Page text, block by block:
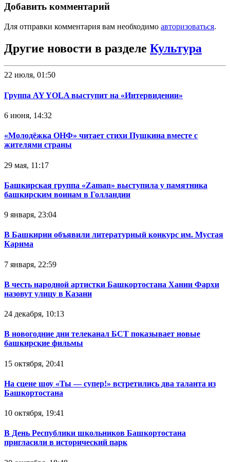
Добавить комментарий
Для отправки комментария вам необходимо авторизоваться.
Другие новости в разделе Культура
22 июля, 01:50
Группа AY YOLA выступит на «Интервидении»
6 июня, 14:32
«Молодёжка ОНФ» читает стихи Пушкина вместе с
жителями страны
29 мая, 11:17
Башкирская группа «Zaman» выступила у памятника
башкирским воинам в Голландии
9 января, 23:04
В Башкирии объявили литературный конкурс им. Мустая
Карима
7 января, 22:59
В честь народной артистки Башкортостана Хании Фархи
назовут улицу в Казани
24 декабря, 10:13
В новогодние дни телеканал БСТ показывает новые
башкирские фильмы
15 октября, 20:41
На сцене шоу «Ты — супер!» встретились два таланта из
Башкортостана
10 октября, 19:41
В День Республики школьников Башкортостана
пригласили в исторический парк